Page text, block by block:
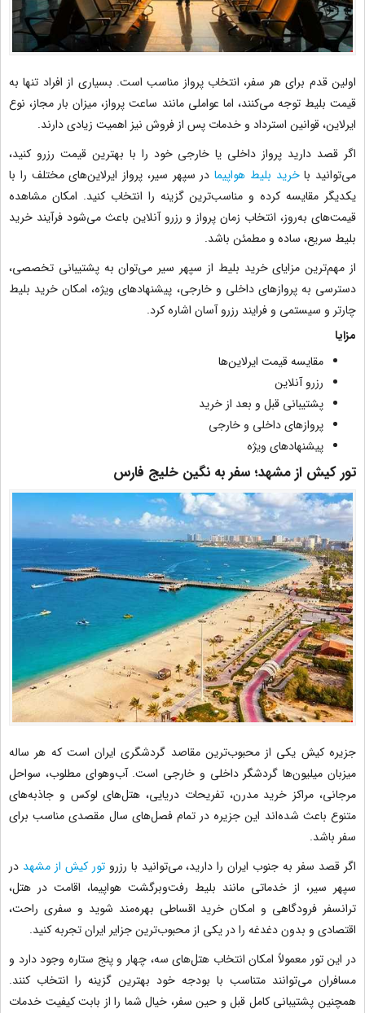
اولین قدم برای هر سفر، انتخاب پرواز مناسب است. بسیاری از افراد تنها به
قیمت بلیط توجه می‌کنند، اما عواملی مانند ساعت پرواز، میزان بار مجاز، نوع
ایرلاین، قوانین استرداد و خدمات پس از فروش نیز اهمیت زیادی دارند.
اگر قصد دارید پرواز داخلی یا خارجی خود را با بهترین قیمت رزرو کنید،
می‌توانید باخرید بلیط هواپیما در سپهر سیر، پرواز ایرلاین‌های مختلف را با
یکدیگر مقایسه کرده و مناسب‌ترین گزینه را انتخاب کنید. امکان مشاهده
قیمت‌های به‌روز، انتخاب زمان پرواز و رزرو آنلاین باعث می‌شود فرآیند خرید
بلیط سریع، ساده و مطمئن باشد.
از مهم‌ترین مزایای خرید بلیط از سپهر سیر می‌توان به پشتیبانی تخصصی،
دسترسی به پروازهای داخلی و خارجی، پیشنهادهای ویژه، امکان خرید بلیط
چارتر و سیستمی و فرایند رزرو آسان اشاره کرد.
مزایا
مقایسه قیمت ایرلاین‌ها
رزرو آنلاین
پشتیبانی قبل و بعد از خرید
پروازهای داخلی و خارجی
پیشنهادهای ویژه
تور کیش از مشهد؛ سفر به نگین خلیج فارس
جزیره کیش یکی از محبوب‌ترین مقاصد گردشگری ایران است که هر ساله
میزبان میلیون‌ها گردشگر داخلی و خارجی است. آب‌وهوای مطلوب، سواحل
مرجانی، مراکز خرید مدرن، تفریحات دریایی، هتل‌های لوکس و جاذبه‌های
متنوع باعث شده‌اند این جزیره در تمام فصل‌های سال مقصدی مناسب برای
سفر باشد.
اگر قصد سفر به جنوب ایران را دارید، می‌توانید با رزروتور کیش از مشهد در
سپهر سیر، از خدماتی مانند بلیط رفت‌وبرگشت هواپیما، اقامت در هتل،
ترانسفر فرودگاهی و امکان خرید اقساطی بهره‌مند شوید و سفری راحت،
اقتصادی و بدون دغدغه را در یکی از محبوب‌ترین جزایر ایران تجربه کنید.
در این تور معمولاً امکان انتخاب هتل‌های سه، چهار و پنج ستاره وجود دارد و
مسافران می‌توانند متناسب با بودجه خود بهترین گزینه را انتخاب کنند.
همچنین پشتیبانی کامل قبل و حین سفر، خیال شما را از بابت کیفیت خدمات